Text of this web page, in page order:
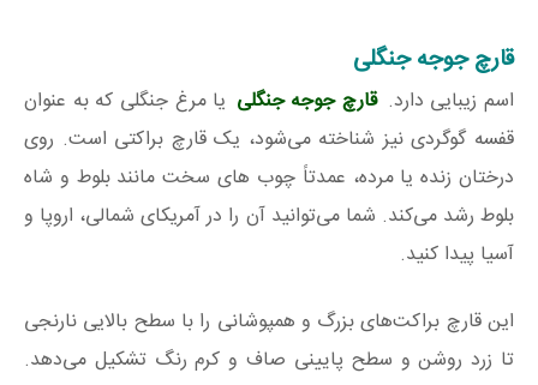
قارچ جوجه جنگلی
اسم زیبایی دارد. قارچ جوجه جنگلی یا مرغ جنگلی که به عنوان
قفسه گوگردی نیز شناخته می‌شود، یک قارچ براکتی است. روی
درختان زنده یا مرده، عمدتاً چوب های سخت مانند بلوط و شاه
بلوط رشد می‌کند. شما می‌توانید آن را در آمریکای شمالی، اروپا و
آسیا پیدا کنید.
این قارچ براکت‌های بزرگ و همپوشانی را با سطح بالایی نارنجی
تا زرد روشن و سطح پایینی صاف و کرم رنگ تشکیل می‌دهد.